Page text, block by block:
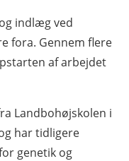
indlæg ved
fora. Gennem flere
af arbejdet
Landbohøjskolen i
har tidligere
genetik og